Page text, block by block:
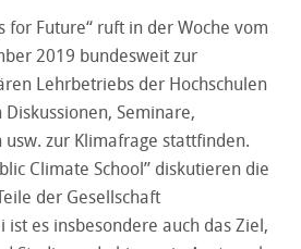
for Future“ ruft in der Woche vom
2019 bundesweit zur
Lehrbetriebs der Hochschulen
Seminare,
zur Klimafrage stattfinden.
Climate School” diskutieren die
der Gesellschaft
ist es insbesondere auch das Ziel,